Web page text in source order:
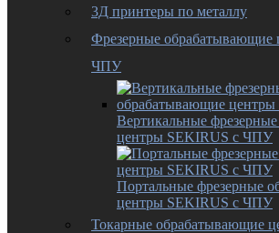
3Д принтеры по металлу
Фрезерные обрабатывающие
ЧПУ
Вертикальные
центры SEKIRUS с ЧПУ
Портальные фрезерные
центры SEKIRUS с ЧПУ
Токарные обрабатывающие